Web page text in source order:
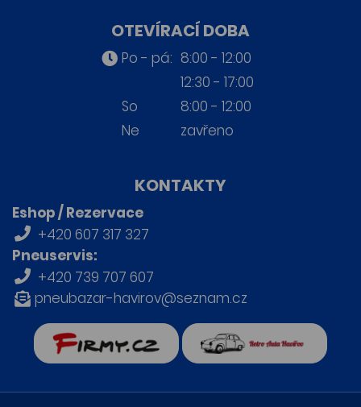
OTEVÍRACÍ DOBA
Po - pá: 8:00 - 12:00
12:30 - 17:00
So
8:00 - 12:00
Ne
zavřeno
KONTAKTY
Eshop / Rezervace
+420 607 317 327
Pneuservis:
+420 739 707 607
pneubazar-havirov@seznam.cz
Retro auta Havířov